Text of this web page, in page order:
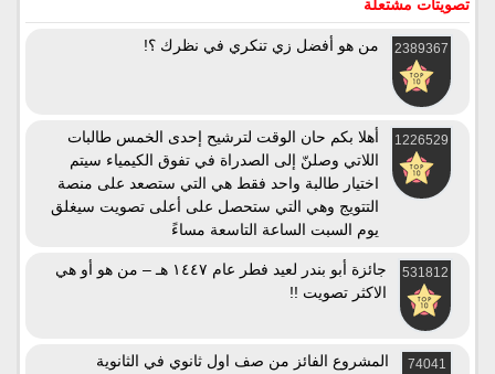
تصويتات مشتعلة
2389367 من هو أفضل زي تنكري في نظرك ؟!
1226529
أهلا بكم حان الوقت لترشيح إحدى الخمس طالبات
اللاتي وصلنّ إلى الصدراة في تفوق الكيمياء سيتم
اختيار طالبة واحد فقط هي التي ستصعد على منصة
التتويج وهي التي ستحصل على أعلى تصويت سيغلق
يوم السبت الساعة التاسعة مساءً
531812
جائزة أبو بندر لعيد فطر عام ١٤٤٧ هـ – من هو أو هي
الاكثر تصويت !!
74041
المشروع الفائز من صف اول ثانوي في الثانوية